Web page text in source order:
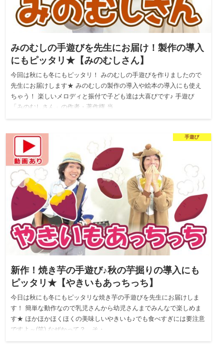
みのむしの手遊びを先生にお届け！製作の導入
にもピッタリ★【みのむしさん】
今回は秋にも冬にもピッタリ！ みのむしの手遊びを作りましたので
先生にお届けします★ みのむしの製作の導入や絵本の導入にも使え
ちゃう！ 楽しいメロディと振付で子ども達は大喜びです♪ 手遊び
「みのむしさん」の作者・著作権 当…
手遊び
新作！焼き芋の手遊び♪秋の芋掘りの導入にも
ピッタリ★【やきいもあっちっち】
今日は秋にも冬にもピッタリな焼き芋の手遊びを先生にお届けしま
す！ 簡単な動作なので乳児さんから幼児さんまでみんなで楽しめま
す★ ほかほかほくほくの美味しいやきいも♪でも食べすぎには要注意
ですよ～(笑) なぜかって？ そ・…